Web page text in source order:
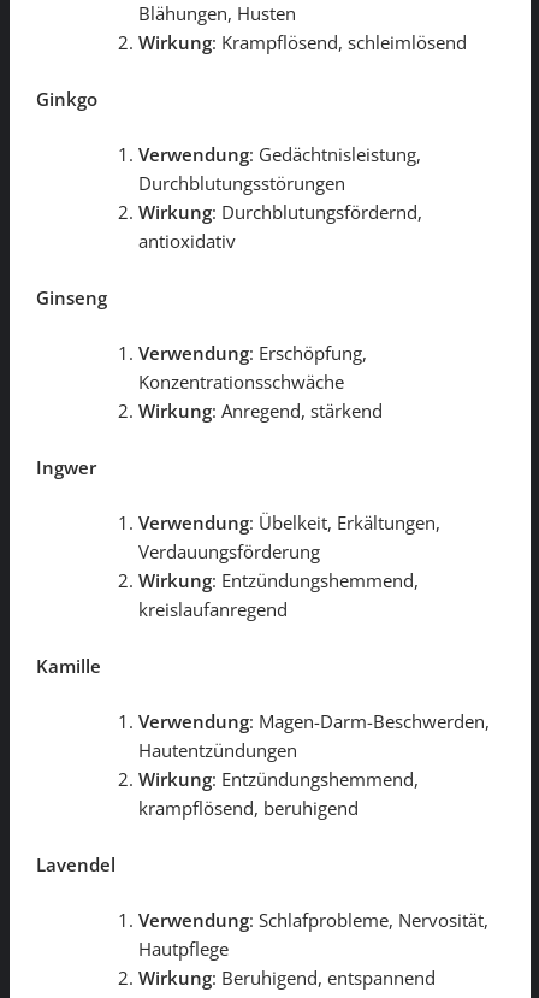
Blähungen, Husten
Wirkung: Krampflösend, schleimlösend
Ginkgo
Verwendung: Gedächtnisleistung,
Durchblutungsstörungen
Wirkung: Durchblutungsfördernd,
antioxidativ
Ginseng
Verwendung: Erschöpfung,
Konzentrationsschwäche
Wirkung: Anregend, stärkend
Ingwer
Verwendung: Übelkeit, Erkältungen,
Verdauungsförderung
Wirkung: Entzündungshemmend,
kreislaufanregend
Kamille
Verwendung: Magen-Darm-Beschwerden,
Hautentzündungen
Wirkung: Entzündungshemmend,
krampflösend, beruhigend
Lavendel
Verwendung: Schlafprobleme, Nervosität,
Hautpflege
Wirkung: Beruhigend, entspannend